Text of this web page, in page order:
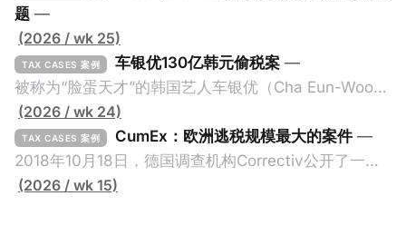
题 —
(2026 / wk 25)
TAX CASES 案例 车银优130亿韩元偷税案 —
被称为“脸蛋天才”的韩国艺人车银优（Cha Eun-Woo，
原名：李东敏）以零瑕疵的完美人设著称。但是，在
2026年1月，韩国国税厅的一纸追缴超过200亿韩元
（折合约8900万人民币）通知，将其推向了涉嫌逃避
缴纳所得税的舆论风口浪尖。 经过事情发展多月，最后
(2026 / wk 24)
TAX CASES 案例 CumEx：欧洲逃税规模最大的案件 —
2018年10月18日，德国调查机构Correctiv公开了一件
跨越十多年及横跨多个国家的逃税案，涉税金额超过
(2026 / wk 15)